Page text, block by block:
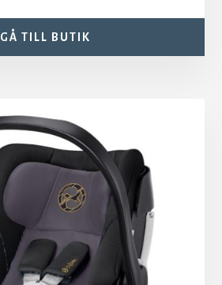
GÅ TILL BUTIK